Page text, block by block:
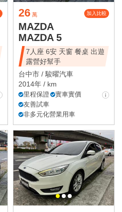
26 萬 加入比較
MAZDA
MAZDA 5
7人座 6安 天窗 餐桌 出遊
露營好幫手
台中市 /駿曜汽車
2014年 / km
里程保證
實車實價
友善試車
非多元化營業用車